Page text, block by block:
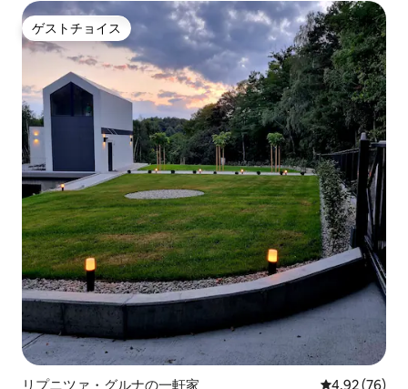
ゲストチョイス
ゲストチョイス
リプニツァ・グルナの一軒家 レビュー76
4.92 (76)